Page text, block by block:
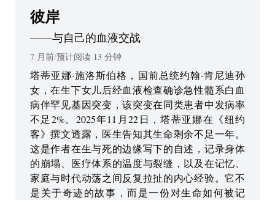
彼岸
——与自己的血液交战
7 月前/预计阅读 13 分钟
塔蒂亚娜·施洛斯伯格，国前总统约翰·肯尼迪孙
女，在生下女儿后经血液检查确诊急性髓系白血
病伴罕见基因突变，该突变在同类患者中发病率
不足2%。2025年11月22日，塔蒂亚娜在《纽约
客》撰文透露，医生告知其生命剩余不足一年。
这是作者在生与死的边缘写下的自述，记录身体
的崩塌、医疗体系的温度与裂缝，以及在记忆、
家庭与时代动荡之间反复拉扯的内心经验。它不
是关于奇迹的故事，而是一份对生命如何被记